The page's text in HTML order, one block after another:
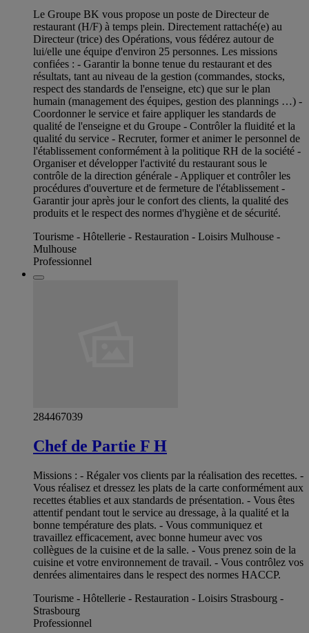
Le Groupe BK vous propose un poste de Directeur de
restaurant (H/F) à temps plein. Directement rattaché(e) au
Directeur (trice) des Opérations, vous fédérez autour de
lui/elle une équipe d'environ 25 personnes. Les missions
confiées : - Garantir la bonne tenue du restaurant et des
résultats, tant au niveau de la gestion (commandes, stocks,
respect des standards de l'enseigne, etc) que sur le plan
humain (management des équipes, gestion des plannings …) -
Coordonner le service et faire appliquer les standards de
qualité de l'enseigne et du Groupe - Contrôler la fluidité et la
qualité du service - Recruter, former et animer le personnel de
l'établissement conformément à la politique RH de la société -
Organiser et développer l'activité du restaurant sous le
contrôle de la direction générale - Appliquer et contrôler les
procédures d'ouverture et de fermeture de l'établissement -
Garantir jour après jour le confort des clients, la qualité des
produits et le respect des normes d'hygiène et de sécurité.
Tourisme - Hôtellerie - Restauration - Loisirs Mulhouse -
Mulhouse
Professionnel
284467039
Chef de Partie F H
Missions : - Régaler vos clients par la réalisation des recettes. -
Vous réalisez et dressez les plats de la carte conformément aux
recettes établies et aux standards de présentation. - Vous êtes
attentif pendant tout le service au dressage, à la qualité et la
bonne température des plats. - Vous communiquez et
travaillez efficacement, avec bonne humeur avec vos
collègues de la cuisine et de la salle. - Vous prenez soin de la
cuisine et votre environnement de travail. - Vous contrôlez vos
denrées alimentaires dans le respect des normes HACCP.
Tourisme - Hôtellerie - Restauration - Loisirs Strasbourg -
Strasbourg
Professionnel